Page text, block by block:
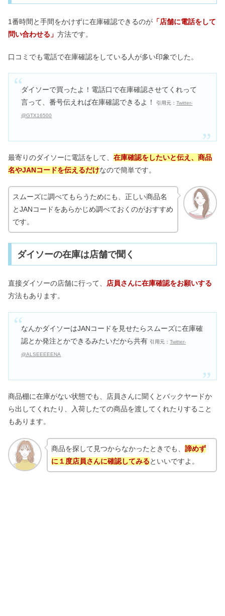
降水量5mmはどれくらい？目安の動画
まとめ【ゴルフ・ディズニー】
フラクトオリゴ糖の危険なデメリット
は嘘？スーパーに売ってるか調査
1番時間と手間をかけずに在庫確認できるのが 「店舗に電話をして
問い合わせる」 方法です。
口コミでも電話で在庫確認をしている人が多い印象でした。
ダイソーで買ったよ！電話口で在庫確認させてくれって
言って、番号伝えれば在庫確認できるよ！
引用元：Twitter-
@GTX16500
最寄りのダイソーに電話をして、 在庫確認をしたいと伝え、商品
名やJANコードを伝えるだけなので簡単です。
スムーズに調べてもらうためにも、正しい商品名
とJANコードをあらかじめ調べておくのがおすすめ
です。
ダイソーの在庫は店舗で聞く
直接ダイソーの店舗に行って、
店員さんに在庫確認をお願いする
方法もあります。
なんかダイソーはJANコードを見せたらスムーズに在庫確
認とか発注とかできるみたいだから共有 引用元：Twitter-
@ALSEEEEENA
商品棚に在庫がない状態でも、店員さんに聞くとバックヤードか
ら出してくれたり、入荷したての商品を渡してくれたりすること
もあります。
商品を探して見つからなかったときでも、 諦めず
に１度店員さんに確認してみるといいですよ。